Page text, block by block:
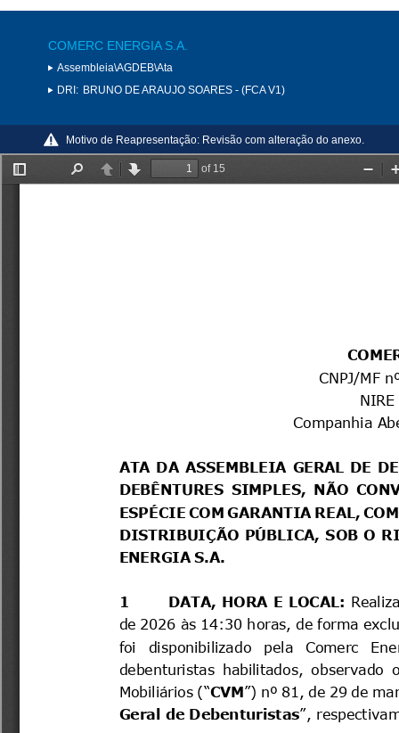
COMERC ENERGIA S.A.
Assembleia\AGDEB\Ata
DRI: BRUNO DE ARAUJO SOARES - (FCA V1)
Motivo de Reapresentação: Revisão com alteração do anexo.